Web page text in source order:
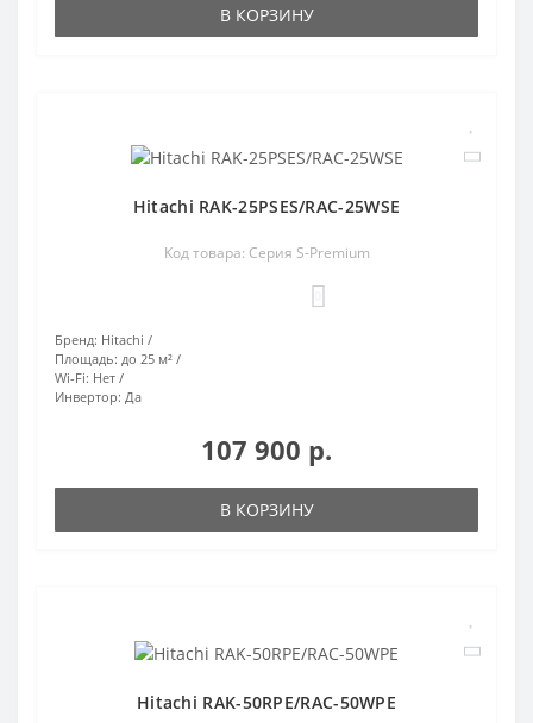
В КОРЗИНУ
Hitachi RAK-25PSES/RAC-25WSE
Код товара: Серия S-Premium
Бренд: Hitachi
Площадь: до 25 м²
Wi-Fi: Нет
Инвертор: Да
107 900 р.
В КОРЗИНУ
Hitachi RAK-50RPE/RAC-50WPE